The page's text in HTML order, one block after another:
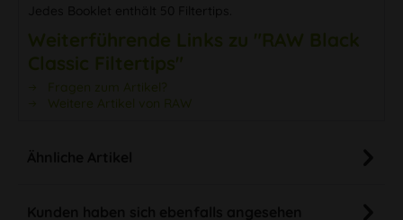
Weiterführende Links zu "RAW Black
Classic Filtertips"
Fragen zum Artikel?
Weitere Artikel von RAW